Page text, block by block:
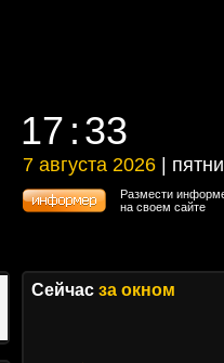
17 33
17 33
7 августа 2026 |
7 августа 2026 |
Размести
на своем сайте
Сейчас за окном